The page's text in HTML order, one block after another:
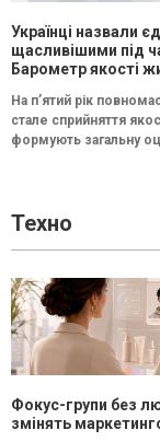
Українці назвали
щасливішими під
Барометр якості
На п’ятий рік
стале сприйняття
формують загальну
Техно
Фокус-групи без
змінять